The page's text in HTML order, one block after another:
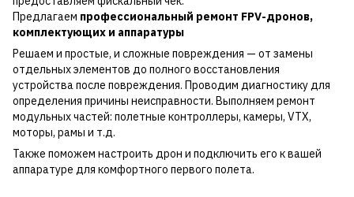
Предлагаем профессиональный ремонт FPV-дронов,
комплектующих и аппаратуры
Решаем и простые, и сложные повреждения — от замены
отдельных элементов до полного восстановления
устройства после повреждения. Проводим диагностику для
определения причины неисправности. Выполняем ремонт
модульных частей: полетные контроллеры, камеры, VTX,
моторы, рамы и т.д.
Также поможем настроить дрон и подключить его к вашей
аппаратуре для комфортного первого полета.